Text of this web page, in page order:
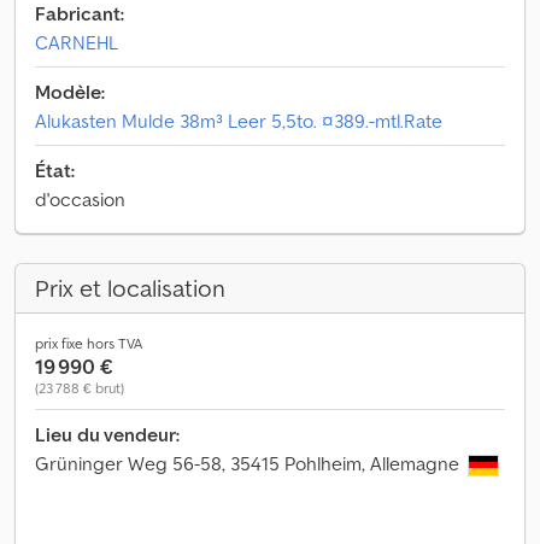
Fabricant:
CARNEHL
Modèle:
Alukasten Mulde 38m³ Leer 5,5to. ¤389.-mtl.Rate
État:
d'occasion
Prix et localisation
prix fixe hors TVA
19 990 €
(23 788 € brut)
Lieu du vendeur:
Grüninger Weg 56-58, 35415 Pohlheim, Allemagne